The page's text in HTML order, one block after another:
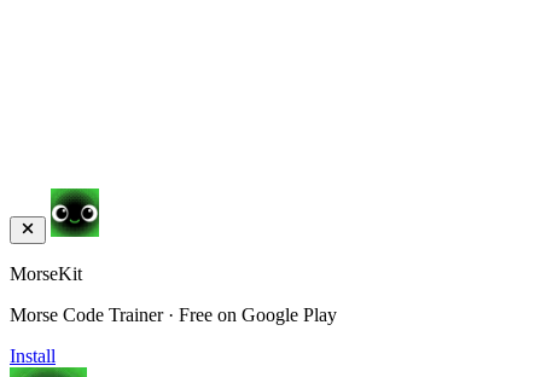
MorseKit
Morse Code Trainer · Free on Google Play
Install